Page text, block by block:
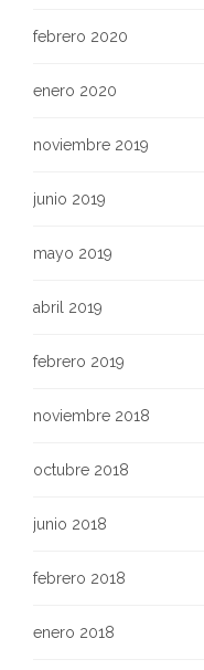
febrero 2020
enero 2020
noviembre 2019
junio 2019
mayo 2019
abril 2019
febrero 2019
noviembre 2018
octubre 2018
junio 2018
febrero 2018
enero 2018